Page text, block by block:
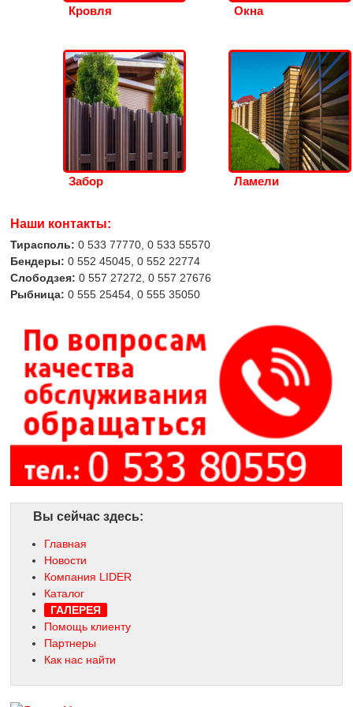
Кровля Окна
Забор Ламели
Наши контакты:
Тирасполь: 0 533 77770, 0 533 55570
Бендеры: 0 552 45045, 0 552 22774
Слободзея: 0 557 27272, 0 557 27676
Рыбница: 0 555 25454, 0 555 35050
Вы сейчас здесь:
Главная
Новости
Компания LIDER
Каталог
ГАЛЕРЕЯ
Помощь клиенту
Партнеры
Как нас найти